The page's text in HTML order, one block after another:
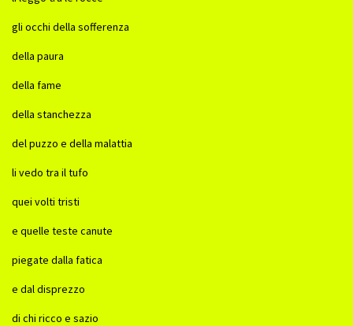
gli occhi della sofferenza
della paura
della fame
della stanchezza
del puzzo e della malattia
li vedo tra il tufo
quei volti tristi
e quelle teste canute
piegate dalla fatica
e dal disprezzo
di chi ricco e sazio